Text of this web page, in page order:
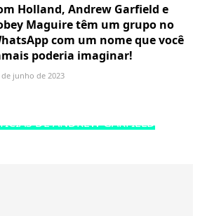
Holland, Andrew Garfield e
Maguire têm um grupo no
com um nome que você
poderia imaginar!
de junho de 2023
DE ANDREW GARFIELD